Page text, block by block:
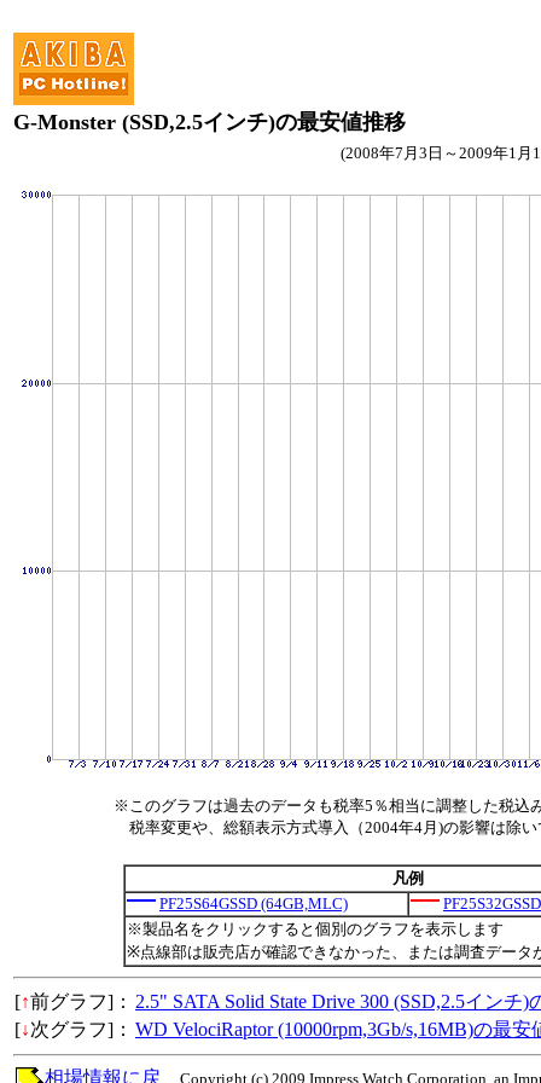
G-Monster (SSD,2.5インチ)の最安値推移
(2008年7月3日～2009年1月
※このグラフは過去のデータも税率5％相当に調整した税込
税率変更や、総額表示方式導入（2004年4月)の影響は除い
凡例
PF25S64GSSD (64GB,MLC)
※製品名をクリックすると個別のグラフを表示します
※点線部は販売店が確認できなかった、または調査データ
[↑前グラフ]： 2.5" SATA Solid State Drive 300 (SSD,2.5インチ
[↓次グラフ]： WD VelociRaptor (10000rpm,3Gb/s,16MB)の最安
Copyright (c) 2009 Impress Watch Corporation, an
相場情報に戻